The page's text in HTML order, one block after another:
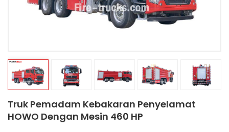
қазақ
српски
Truk Pemadam Kebakaran Penyelamat
HOWO Dengan Mesin 460 HP